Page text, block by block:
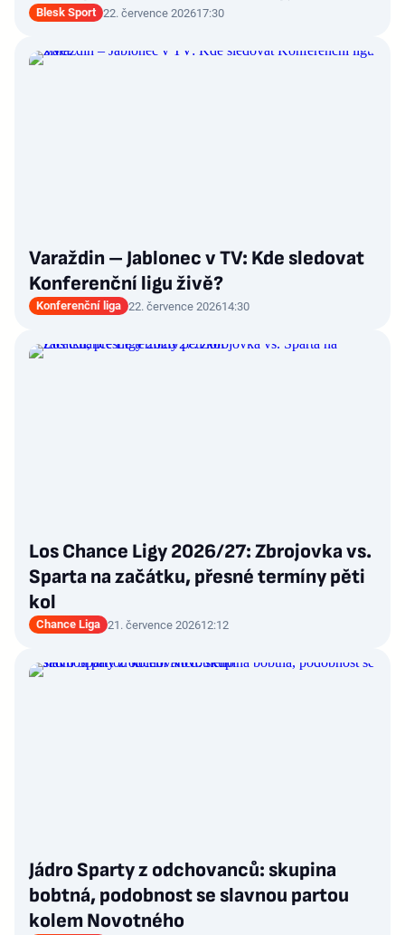
Blesk Sport 22. července 202617:30
Varaždin – Jablonec v TV: Kde sledovat
Konferenční ligu živě?
Konferenční liga 22. července 202614:30
Los Chance Ligy 2026/27: Zbrojovka vs.
Sparta na začátku, přesné termíny pěti
kol
Chance Liga 21. července 202612:12
Jádro Sparty z odchovanců: skupina
bobtná, podobnost se slavnou partou
kolem Novotného